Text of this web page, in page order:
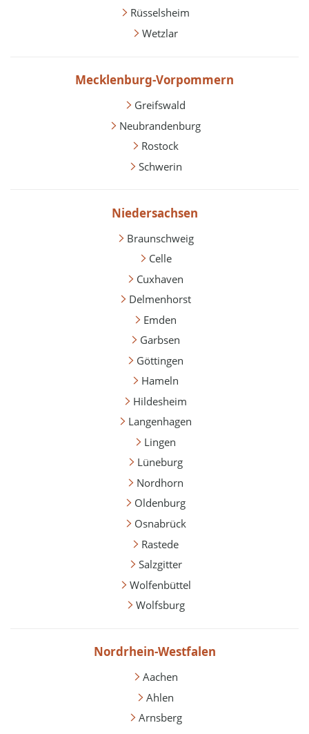
Rüsselsheim
Wetzlar
Mecklenburg-Vorpommern
Greifswald
Neubrandenburg
Rostock
Schwerin
Niedersachsen
Braunschweig
Celle
Cuxhaven
Delmenhorst
Emden
Garbsen
Göttingen
Hameln
Hildesheim
Langenhagen
Lingen
Lüneburg
Nordhorn
Oldenburg
Osnabrück
Rastede
Salzgitter
Wolfenbüttel
Wolfsburg
Nordrhein-Westfalen
Aachen
Ahlen
Arnsberg